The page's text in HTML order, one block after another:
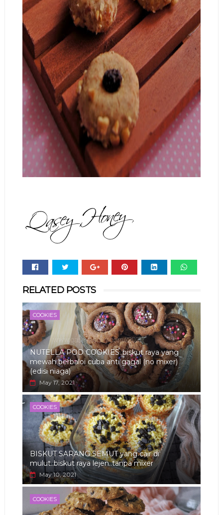
RELATED POSTS
COOKIES
NUTELLA POD COOKIES..biskut raya yang
mewah berbaloi cuba anti gagal (no mixer)
(edisi niaga)
May 17, 2021
COOKIES
BISKUT SARANG SEMUT yang cair di
mulut..biskut raya lejen..tanpa mixer
May 10, 2021
COOKIES